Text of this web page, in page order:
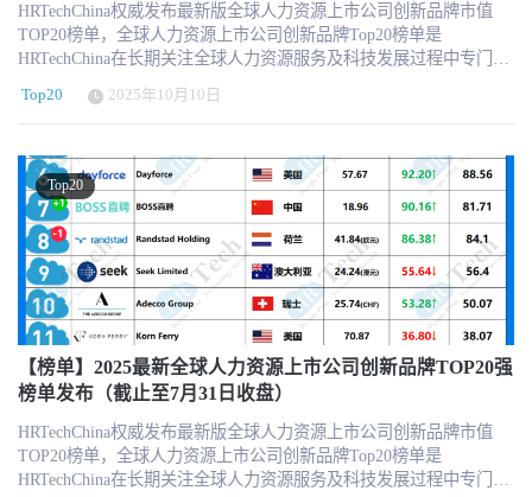
亿美元，我们将会从榜单中移除，新增替补机构信息。 · 强烈推荐
订阅HRTech的每周咨讯，了解最新的人力资源科技新闻、趋势和资
源。 https://www.hrtechchina.com/email/email.html HRTechChina将一
如既往的加大对于行业观察和报道，将全球最新最前沿最优质的
第三方专业服务机构，致力于推动人力资源科技进步与发展，持续
引领行业新科技新趋势新产品新方向。HRTech核心报道HR科技创新
企业与产品，关注并实时分享全球的人力资源科技资讯。定期发布
行业市值榜单和HR科技云图，持续举办高品质的专业前沿峰会论
坛，表彰认可业内先进。
HRTechChina权威发布最新版全球人力资源上市公司创新品牌市值
TOP20榜单，全球人力资源上市公司创新品牌Top20榜单是
HRTechChina在长期关注全球人力资源服务及科技发展过程中专门打
值榜单，为我们提供了一个观察这个行业动态和趋势的窗口。随着
财报发布和各国经济情况的不同，不同细分领域的HR上市机构也遇
到了不同的表现。一起来看看。 2025全球人力资源上市公司创新品
牌市值TOP20榜单（2025年10月新版） 更多信息可以关注
HRTechChina.com (另微信公众号压缩图片压缩的很厉害，高清的可
以访问网站获取 ) 特别注意，因以美元为单位，所以在汇率换算中
会有一定的浮动，仅供参考。 全球人力资源上市公司创新品牌市值
Top20榜单每月的最后一个交易日（当地时间）收盘市值和股价为基
准，同时以当天汇率兑换美元市值排名。 关于创新品牌榜单评选核
心基于以下几个方面： 对于中国HR行业发展具有极大参考和标杆作
用 实际业务发展中具有创新业务和创新举措 不同业态和不同国家的
多样性分布考虑 遴选名单重点参考HRTech LRP品牌监测指数 榜单
不包含市值核心构成非HR业务的公司 入围门槛的市值最低为10亿美
亿美元，我们将会从榜单中移除，新增替补机构信息。 · 强烈推荐
订阅HRTech的每周咨讯，了解最新的人力资源科技新闻、趋势和资
源。 https://www.hrtechchina.com/email/email.html HRTechChina将一
Top20 2025年10月10日
Top20
【榜单】2025最新全球人力资源上市公司创新品牌TOP20强
榜单发布（截止至7月31日收盘）
HRTechChina权威发布最新版全球人力资源上市公司创新品牌市值
TOP20榜单，全球人力资源上市公司创新品牌Top20榜单是
HRTechChina在长期关注全球人力资源服务及科技发展过程中专门打